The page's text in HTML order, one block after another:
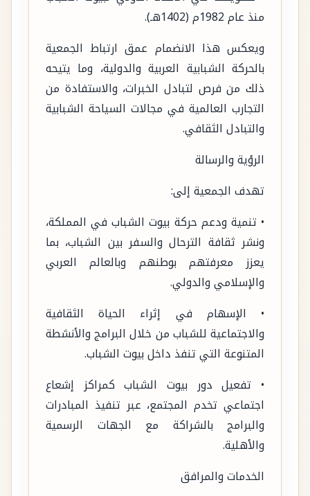
منذ عام 1982م (1402هـ).
ويعكس هذا الانضمام عمق ارتباط الجمعية
بالحركة الشبابية العربية والدولية، وما يتيحه
ذلك من فرص لتبادل الخبرات، والاستفادة من
التجارب العالمية في مجالات السياحة الشبابية
والتبادل الثقافي.
الرؤية والرسالة
تهدف الجمعية إلى:
• تنمية ودعم حركة بيوت الشباب في المملكة،
ونشر ثقافة الترحال والسفر بين الشباب، بما
يعزز معرفتهم بوطنهم وبالعالم العربي
والإسلامي والدولي.
• الإسهام في إثراء الحياة الثقافية
والاجتماعية للشباب من خلال البرامج والأنشطة
المتنوعة التي تنفذ داخل بيوت الشباب.
• تفعيل دور بيوت الشباب كمراكز إشعاع
اجتماعي تخدم المجتمع، عبر تنفيذ المبادرات
والبرامج بالشراكة مع الجهات الرسمية
والأهلية.
الخدمات والمرافق